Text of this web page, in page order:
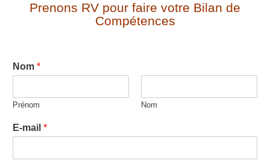
Prenons RV pour faire votre Bilan de
Compétences
Nom *
Prénom Nom
E-mail *